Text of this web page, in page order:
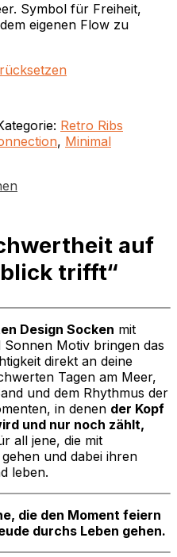
Symbol für Freiheit,
eigenen Flow zu
Retro Ribs
, Minimal
auf
trifft“
Design Socken mit
Motiv bringen das
direkt an deine
Tagen am Meer,
und dem Rhythmus der
in denen der Kopf
und nur noch zählt,
all jene, die mit
und dabei ihren
leben.
die den Moment feiern
durchs Leben gehen.